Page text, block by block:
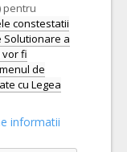
pentru
constestatii
Solutionare a
fi
de
cu Legea
informatii